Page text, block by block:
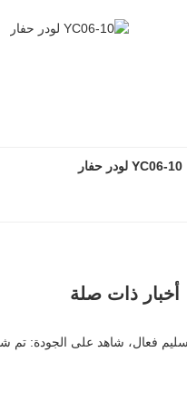
YC06-10 لودر حفار
أخبار ذات صلة